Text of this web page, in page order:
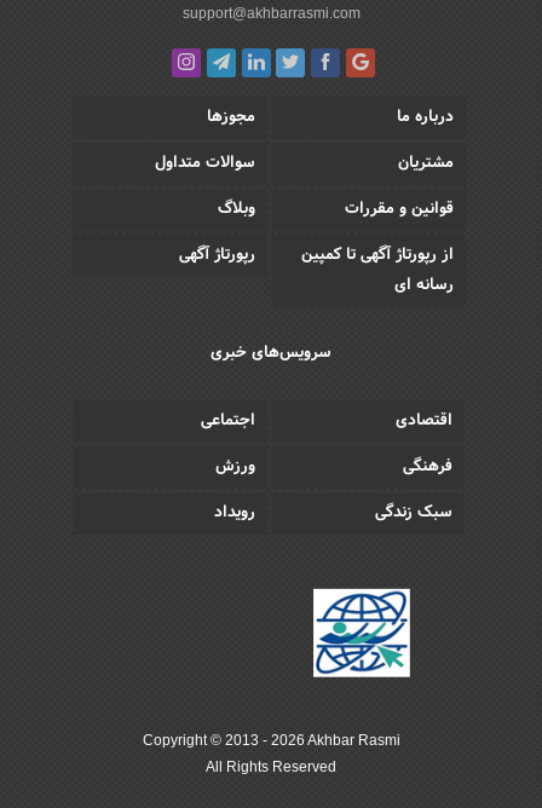
support@akhbarrasmi.com
درباره ما
مجوزها
مشتریان
سوالات متداول
قوانین و مقررات
وبلاگ
از رپورتاژ آگهی تا کمپین
رسانه ای
رپورتاژ آگهی
سرویس‌های خبری
اقتصادی
اجتماعی
فرهنگی
ورزش
سبک زندگی
رویداد
Copyright © 2013 - 2026 Akhbar Rasmi
All Rights Reserved